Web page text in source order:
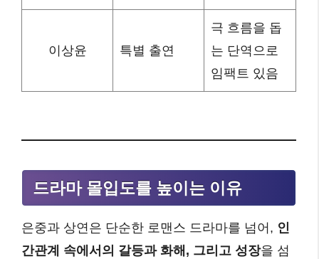
이상윤 특별 출연
극 흐름을 돕
는 단역으로
임팩트 있음
드라마 몰입도를 높이는 이유
은중과 상연은 단순한 로맨스 드라마를 넘어, 인
간관계 속에서의 갈등과 화해, 그리고 성장을 섬